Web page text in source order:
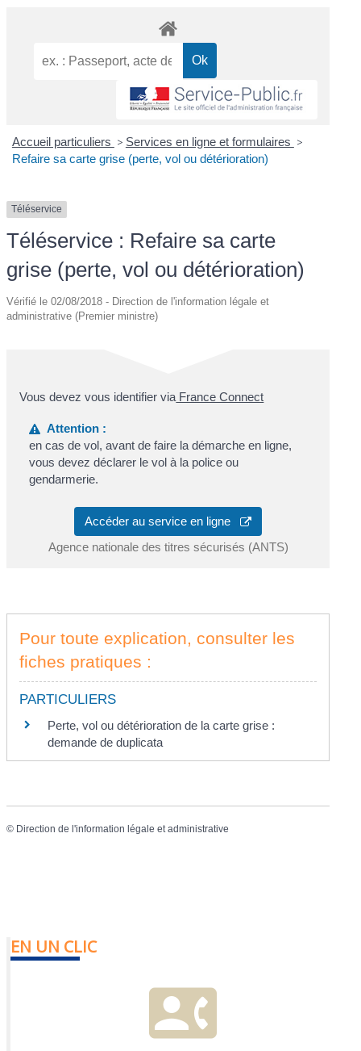
Accueil particuliers > Services en ligne et formulaires >
Refaire sa carte grise (perte, vol ou détérioration)
Téléservice
Téléservice : Refaire sa carte
grise (perte, vol ou détérioration)
Vérifié le 02/08/2018 - Direction de l'information légale et
administrative (Premier ministre)
Vous devez vous identifier via France Connect
Attention :
en cas de vol, avant de faire la démarche en ligne,
vous devez déclarer le vol à la police ou
gendarmerie.
Accéder au service en ligne
Agence nationale des titres sécurisés (ANTS)
Pour toute explication, consulter les
fiches pratiques :
PARTICULIERS
Perte, vol ou détérioration de la carte grise :
demande de duplicata
© Direction de l'information légale et administrative
EN UN CLIC